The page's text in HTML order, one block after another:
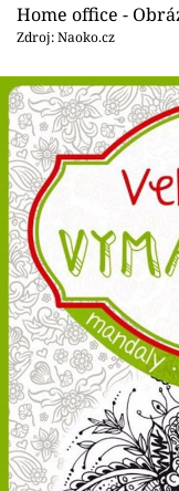
Home office -
Zdroj: Naoko.cz